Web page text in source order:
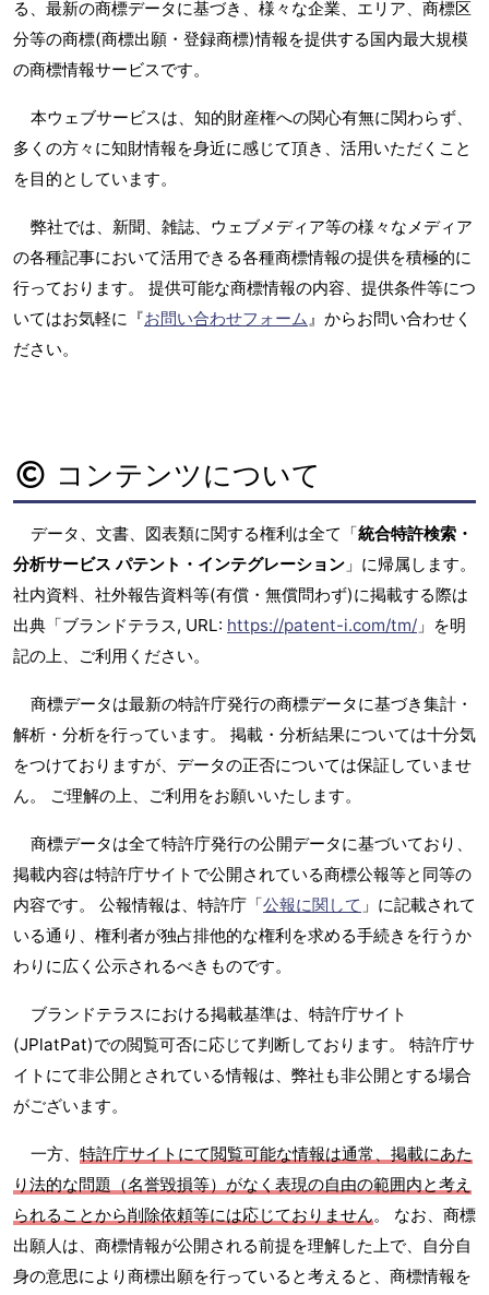
る、最新の商標データに基づき、様々な企業、エリア、商標区
分等の商標(商標出願・登録商標)情報を提供する国内最大規模
の商標情報サービスです。
本ウェブサービスは、知的財産権への関心有無に関わらず、
多くの方々に知財情報を身近に感じて頂き、活用いただくこと
を目的としています。
弊社では、新聞、雑誌、ウェブメディア等の様々なメディア
の各種記事において活用できる各種商標情報の提供を積極的に
行っております。 提供可能な商標情報の内容、提供条件等につ
いてはお気軽に『お問い合わせフォーム』からお問い合わせく
ださい。
コンテンツについて
データ、文書、図表類に関する権利は全て「統合特許検索・
分析サービス パテント・インテグレーション 」に帰属します。
社内資料、社外報告資料等(有償・無償問わず)に掲載する際は
出典「ブランドテラス, URL: https://patent-i.com/tm/ 」を明
記の上、ご利用ください。
商標データは最新の特許庁発行の商標データに基づき集計・
解析・分析を行っています。 掲載・分析結果については十分気
をつけておりますが、データの正否については保証していませ
ん。 ご理解の上、ご利用をお願いいたします。
商標データは全て特許庁発行の公開データに基づいており、
掲載内容は特許庁サイトで公開されている商標公報等と同等の
内容です。 公報情報は、特許庁「公報に関して 」に記載されて
いる通り、権利者が独占排他的な権利を求める手続きを行うか
わりに広く公示されるべきものです。
ブランドテラスにおける掲載基準は、特許庁サイト
(JPlatPat)での閲覧可否に応じて判断しております。 特許庁サ
イトにて非公開とされている情報は、弊社も非公開とする場合
がございます。
一方、 特許庁サイトにて閲覧可能な情報は通常、掲載にあた
り法的な問題（名誉毀損等）がなく表現の自由の範囲内と考え
られることから削除依頼等には応じておりません。 なお、商標
出願人は、商標情報が公開される前提を理解した上で、自分自
身の意思により商標出願を行っていると考えると、商標情報を